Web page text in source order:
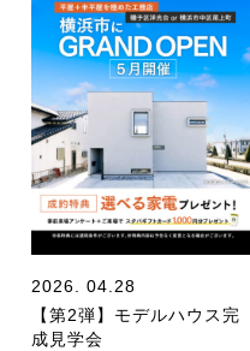
2026. 04.28
【第2弾】モデルハウス完
成見学会